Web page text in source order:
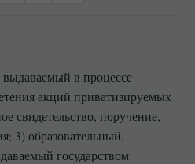
в процессе
акций приватизируемых
свидетельство, поручение,
3) образовательный,
государством